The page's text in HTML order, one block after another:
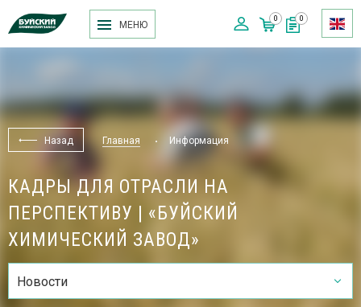
МЕНЮ
0 0
Назад Главная Информация
КАДРЫ ДЛЯ ОТРАСЛИ НА
ПЕРСПЕКТИВУ | «БУЙСКИЙ
ХИМИЧЕСКИЙ ЗАВОД»
Новости